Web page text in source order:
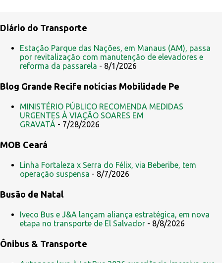
Diário do Transporte
Estação Parque das Nações, em Manaus (AM), passa
por revitalização com manutenção de elevadores e
reforma da passarela - 8/1/2026
Blog Grande Recife notícias Mobilidade Pe
MINISTÉRIO PÚBLICO RECOMENDA MEDIDAS
URGENTES À VIAÇÃO SOARES EM
GRAVATÁ - 7/28/2026
MOB Ceará
Linha Fortaleza x Serra do Félix, via Beberibe, tem
operação suspensa - 8/7/2026
Busão de Natal
Iveco Bus e J&A lançam aliança estratégica, em nova
etapa no transporte de El Salvador - 8/8/2026
Ônibus & Transporte